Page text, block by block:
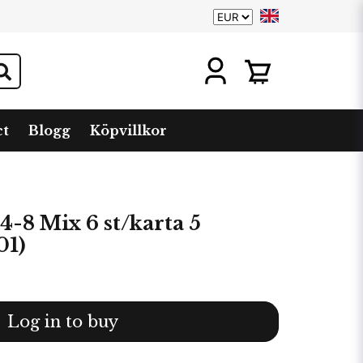
Blogg Köpvillkor
8 Mix 6 st/karta 5
Log in to buy